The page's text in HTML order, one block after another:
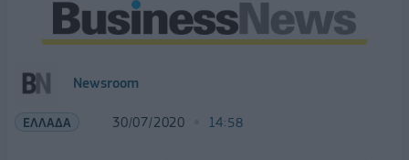
Newsroom
ΕΛΛΑΔΑ 30/07/2020 14:58